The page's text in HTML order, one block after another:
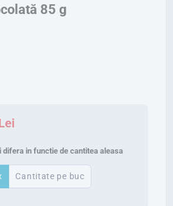
85 g
ț
difera in functie de cantitea aleasa
Cantitate pe buc